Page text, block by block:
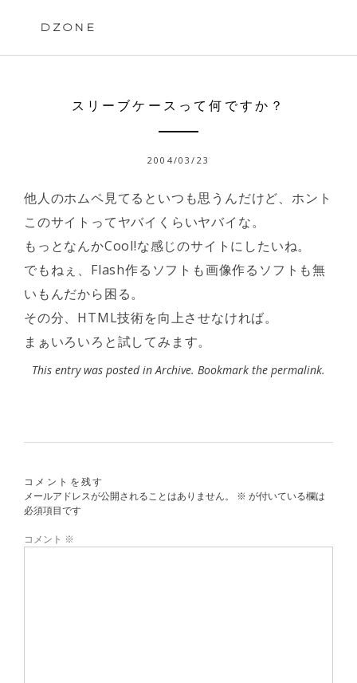
DZONE
スリーブケースって何ですか？
2004/03/23
他人のホムペ見てるといつも思うんだけど、ホント
このサイトってヤバイくらいヤバイな。
もっとなんかCool!な感じのサイトにしたいね。
でもねぇ、Flash作るソフトも画像作るソフトも無
いもんだから困る。
その分、HTML技術を向上させなければ。
まぁいろいろと試してみます。
This entry was posted inArchive. Bookmark the permalink.
コメントを残す
メールアドレスが公開されることはありません。
※ が付いている欄は
必須項目です
コメント ※